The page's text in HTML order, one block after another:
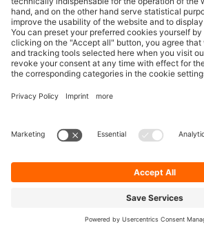
Engage
Neue Bulk‑Aktionen
nun neue Mehrfachaktionen, die Teams